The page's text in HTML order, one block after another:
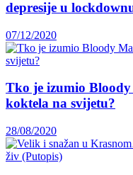
depresije u
07/12/2020
Tko je izumio
koktela na svijetu?
28/08/2020